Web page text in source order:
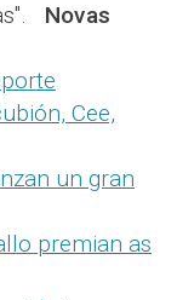
Novas
Cee,
un gran
premian as